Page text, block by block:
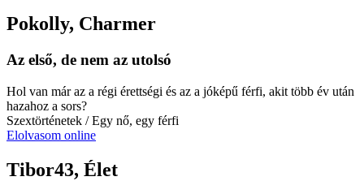
Pokolly, Charmer
Az első, de nem az utolsó
Hol van már az a régi érettségi és az a jóképű férfi, akit több év után
hazahoz a sors?
Szextörténetek / Egy nő, egy férfi
Elolvasom online
Tibor43, Élet